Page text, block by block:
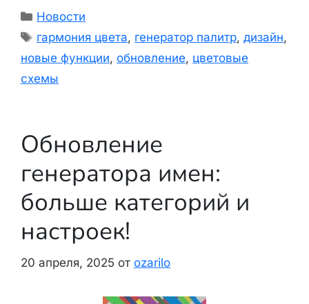
Рубрики
Новости
Метки
гармония цвета, генератор палитр,дизайн,
новые функции, обновление, цветовые
схемы
Обновление
генератора имен:
больше категорий и
настроек!
20 апреля, 2025 от ozarilo